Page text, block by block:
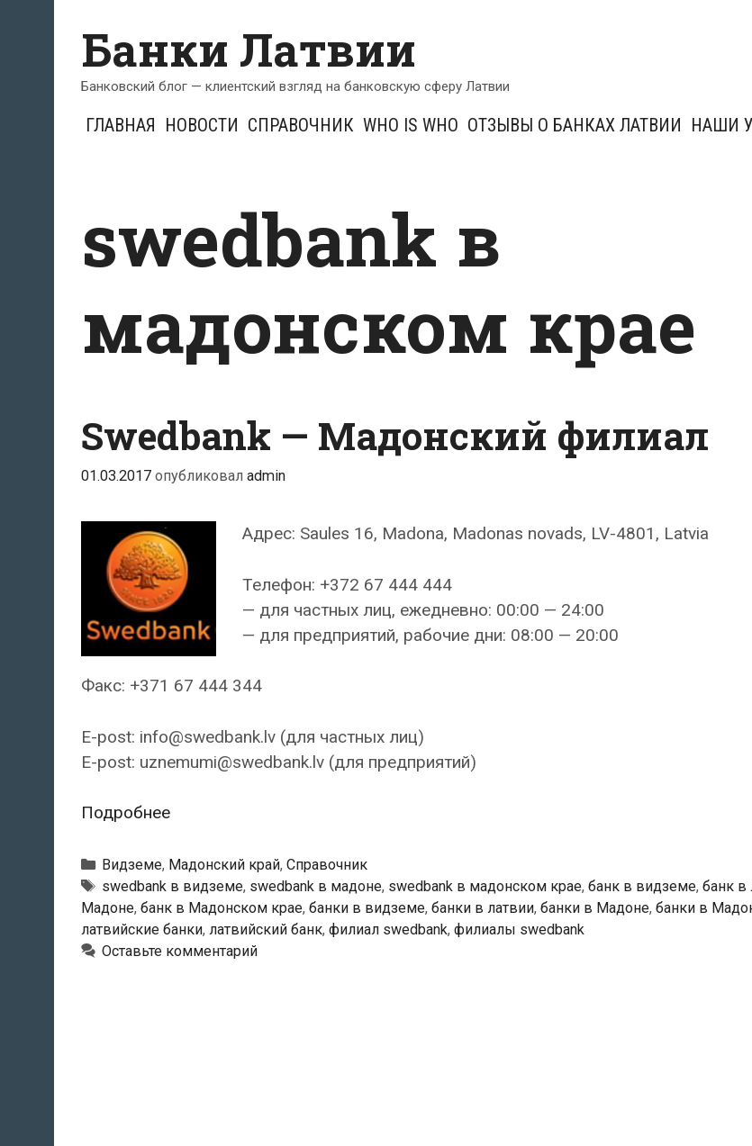
содержимому
Банки Латвии
Банковский блог — клиентский взгляд на банковскую сферу Латвии
ГЛАВНАЯ НОВОСТИ СПРАВОЧНИК WHO IS WHO ОТЗЫВЫ О БАНКАХ ЛАТВИИ НАШИ
swedbank в
мадонском крае
Swedbank — Мадонский филиал
01.03.2017 опубликовал admin
Адрес: Saules 16, Madona, Madonas novads, LV-4801, Latvia
Телефон: +372 67 444 444
— для частных лиц, ежедневно: 00:00 — 24:00
— для предприятий, рабочие дни: 08:00 — 20:00
Факс: +371 67 444 344
E-post: info@swedbank.lv (для частных лиц)
E-post: uznemumi@swedbank.lv (для предприятий)
ПодробнееSwedbank
Мадонский
филиал
Рубрики
Видземе, Мадонский край, Справочник
Тэги
swedbank в видземе, swedbank в мадоне, swedbank в мадонском крае, банк в видземе, банк в
Мадоне, банк в Мадонском крае, банки в видземе, банки в латвии, банки в Мадоне, банки в
латвийские банки, латвийский банк, филиал swedbank, филиалы swedbank
Оставьте комментарий